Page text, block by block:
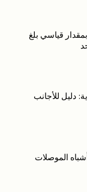
قياسي بلغ
دليل للأجانب
الموصلات